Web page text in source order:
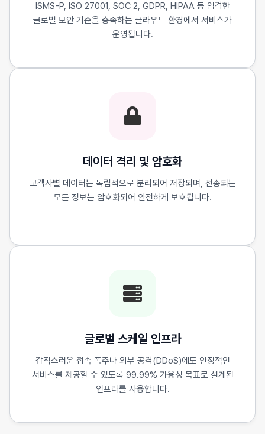
ISMS-P, ISO 27001, SOC 2, GDPR, HIPAA 등 엄격한
글로벌 보안 기준을 충족하는 클라우드 환경에서 서비스가
운영됩니다.
데이터 격리 및 암호화
고객사별 데이터는 독립적으로 분리되어 저장되며, 전송되는
모든 정보는 암호화되어 안전하게 보호됩니다.
글로벌 스케일 인프라
갑작스러운 접속 폭주나 외부 공격(DDoS)에도 안정적인
서비스를 제공할 수 있도록 99.99% 가용성 목표로 설계된
인프라를 사용합니다.